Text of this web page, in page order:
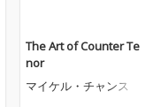
The Art of Counter Te
nor
マイケル・チャンス